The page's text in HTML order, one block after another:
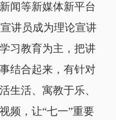
等新媒体新平台
讲员成为理论宣讲
习教育为主，把讲
结合起来，有针对
生活、寓教于乐、
频，让“七一”重要